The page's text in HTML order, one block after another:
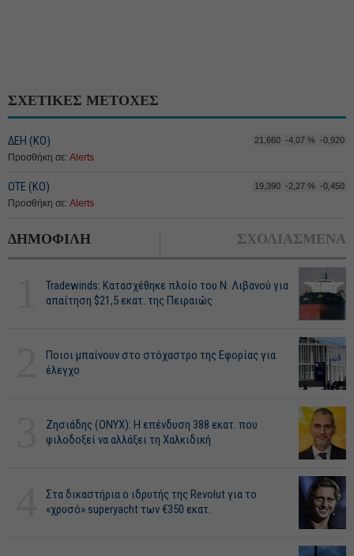
ΣΧΕΤΙΚΕΣ ΜΕΤΟΧΕΣ
ΔΕΗ (ΚΟ) 21,660 -4,07 % -0,920
Προσθήκη σε: Alerts
ΟΤΕ (ΚΟ) 19,390 -2,27 % -0,450
Προσθήκη σε: Alerts
ΔΗΜΟΦΙΛΗ ΣΧΟΛΙΑΣΜΕΝΑ
Tradewinds: Κατασχέθηκε πλοίο του Ν. Λιβανού για
απαίτηση $21,5 εκατ. της Πειραιώς
Ποιοι μπαίνουν στο στόχαστρο της Εφορίας για
έλεγχο
Ζησιάδης (ONYX): Η επένδυση 388 εκατ. που
φιλοδοξεί να αλλάξει τη Χαλκιδική
Στα δικαστήρια ο ιδρυτής της Revolut για το
«χρυσό» superyacht των €350 εκατ.